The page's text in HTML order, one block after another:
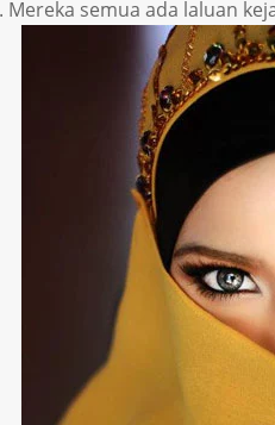
Mereka semua ada laluan